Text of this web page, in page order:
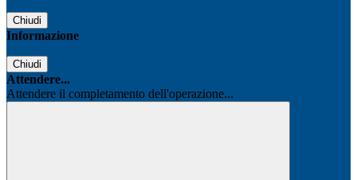
Chiudi
Informazione
Chiudi
Attendere...
Attendere il completamento dell'operazione...